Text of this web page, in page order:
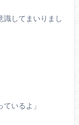
識してまいりまし
いるよ」